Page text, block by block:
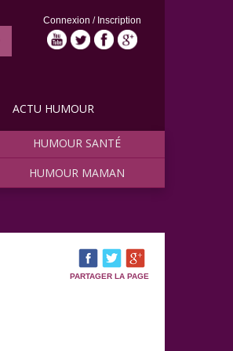
Connexion / Inscription
HUMOUR SANTÉ
HUMOUR MAMAN
ACTU HUMOUR
PARTAGER LA PAGE